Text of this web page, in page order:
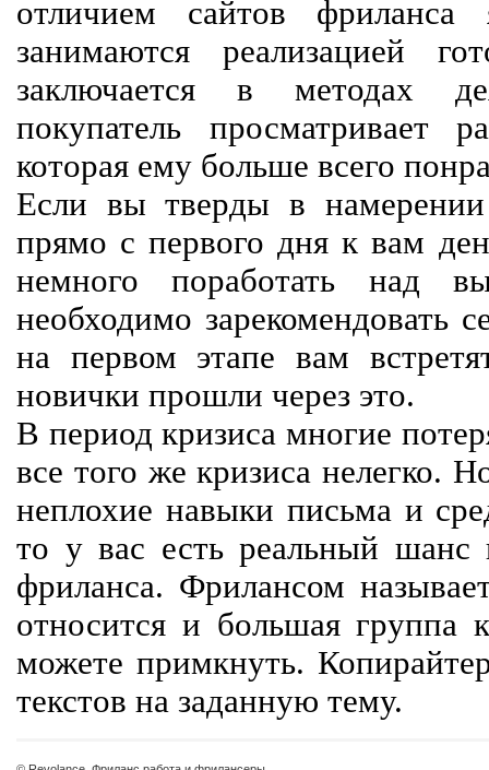
отличием сайтов
занимаются реализацией
заключается в методах
покупатель просматривает
которая ему больше всего
Если вы тверды в
прямо с первого дня к вам
немного поработать над
необходимо зарекомендовать
на первом этапе вам
новички прошли через это.
В период кризиса многие
все того же кризиса нелегко.
неплохие навыки письма и
то у вас есть реальный шанс
фриланса. Фрилансом
относится и большая группа
можете примкнуть.
текстов на заданную тему.